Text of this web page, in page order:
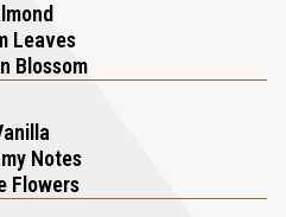
palmovým listem a jemným
ale krémový úvod připomínající
prohlubuje do svůdného
mísí se sametovou vanilkou a
vyzařující teplo jako pozdně
sluneční tóny, hladké
Leaves
Blossom
Notes
Flowers